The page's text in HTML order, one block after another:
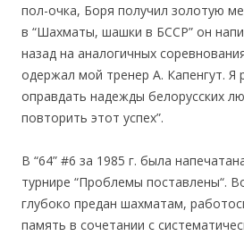
пол-очка, Боря получил золотую
в “Шахматы, шашки в БССР” он
назад на аналогичных
одержал мой тренер А. Капенгут. Я
оправдать надежды белорусских
повторить этот успех”.
В “64” #6 за 1985 г. была
турнире “Проблемы поставлены“.
глубоко предан шахматам,
память в сочетании с